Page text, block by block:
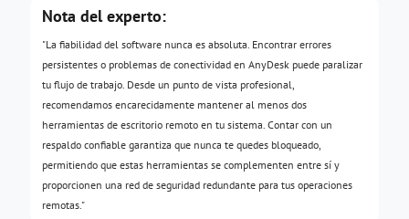
Nota del experto:
"La fiabilidad del software nunca es absoluta. Encontrar errores
persistentes o problemas de conectividad en AnyDesk puede paralizar
tu flujo de trabajo. Desde un punto de vista profesional,
recomendamos encarecidamente mantener al menos dos
herramientas de escritorio remoto en tu sistema. Contar con un
respaldo confiable garantiza que nunca te quedes bloqueado,
permitiendo que estas herramientas se complementen entre sí y
proporcionen una red de seguridad redundante para tus operaciones
remotas."